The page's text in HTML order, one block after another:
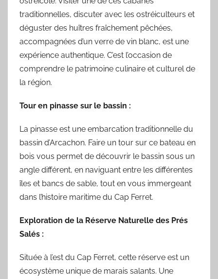
traditionnelles, discuter avec les ostréiculteurs et
déguster des huîtres fraîchement pêchées,
accompagnées d’un verre de vin blanc, est une
expérience authentique. C’est l’occasion de
comprendre le patrimoine culinaire et culturel de
la région.
Tour en pinasse sur le bassin :
La pinasse est une embarcation traditionnelle du
bassin d’Arcachon. Faire un tour sur ce bateau en
bois vous permet de découvrir le bassin sous un
angle différent, en naviguant entre les différentes
îles et bancs de sable, tout en vous immergeant
dans l’histoire maritime du Cap Ferret.
Exploration de la Réserve Naturelle des Prés
Salés :
Située à l’est du Cap Ferret, cette réserve est un
écosystème unique de marais salants. Une